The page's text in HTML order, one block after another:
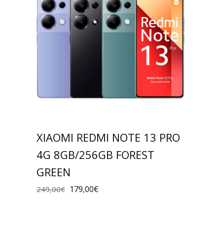
XIAOMI REDMI NOTE 13 PRO
4G 8GB/256GB FOREST
GREEN
249,00€ 179,00€